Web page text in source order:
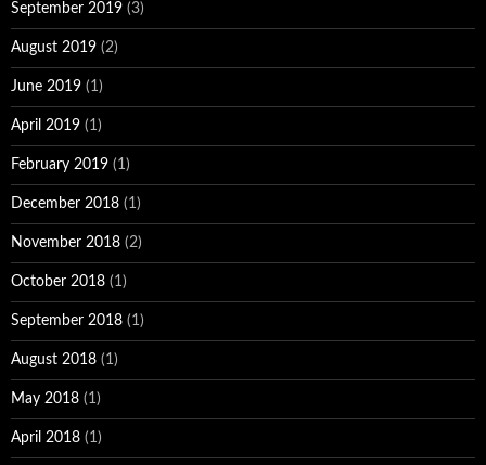
September 2019 (3)
August 2019 (2)
June 2019 (1)
April 2019 (1)
February 2019 (1)
December 2018 (1)
November 2018 (2)
October 2018 (1)
September 2018 (1)
August 2018 (1)
May 2018 (1)
April 2018 (1)